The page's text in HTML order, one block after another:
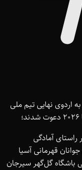
اردوی نهایی تیم ملی
راستای آمادگی
قهرمانی آسیا
باشگاه گل‌گهر سیرجان